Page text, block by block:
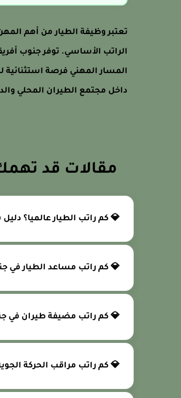
تعتبر وظيفة الطيار من أهم
الراتب الأساسي. توفر جنوب
المسار المهني فرصة استثنائية
داخل مجتمع الطيران المحلي
مقالات قد
💎 كم راتب الطيار عالميا؟
💎 كم راتب مساعد الطيار في
💎 كم راتب مضيفة طيران في
💎 كم راتب مراقب الحركة